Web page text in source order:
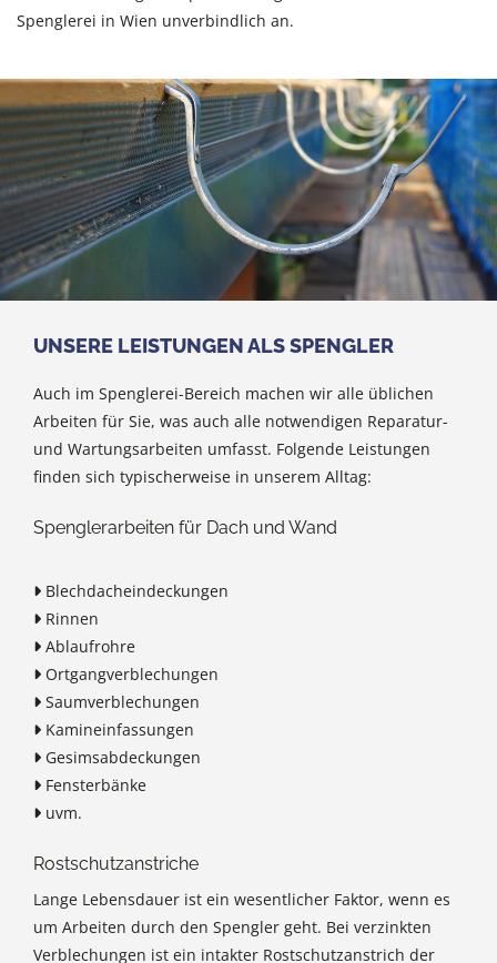
Spenglerei in Wien unverbindlich an.
UNSERE LEISTUNGEN ALS SPENGLER
Auch im Spenglerei-Bereich machen wir alle üblichen
Arbeiten für Sie, was auch alle notwendigen Reparatur-
und Wartungsarbeiten umfasst. Folgende Leistungen
finden sich typischerweise in unserem Alltag:
Spenglerarbeiten für Dach und Wand
 Blechdacheindeckungen
 Rinnen
 Ablaufrohre
 Ortgangverblechungen
 Saumverblechungen
 Kamineinfassungen
 Gesimsabdeckungen
 Fensterbänke
 uvm.
Rostschutzanstriche
Lange Lebensdauer ist ein wesentlicher Faktor, wenn es
um Arbeiten durch den Spengler geht. Bei verzinkten
Verblechungen ist ein intakter Rostschutzanstrich der